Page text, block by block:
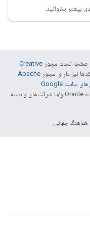
صفحه تحت مجوز Creative
نیز دارای مجوز Apache
خطمشی‌های سایت Google
مراجعه کنید. جاوا علامت تجاری ثبت‌شده Oracle و/یا شرکت‌های وابسته